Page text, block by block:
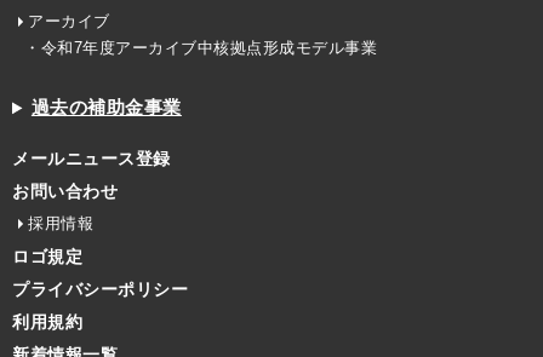
アーカイブ
・令和7年度アーカイブ中核拠点形成モデル事業
過去の補助金事業
メールニュース登録
お問い合わせ
採用情報
ロゴ規定
プライバシーポリシー
利用規約